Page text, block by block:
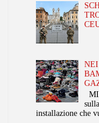
installazione che